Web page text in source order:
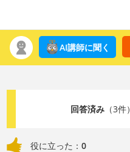
AI講師に聞く
回答済み（3件）
役に立った： 0